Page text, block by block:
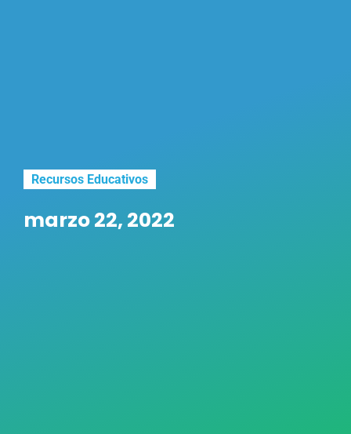
Recursos Educativos
marzo 22, 2022